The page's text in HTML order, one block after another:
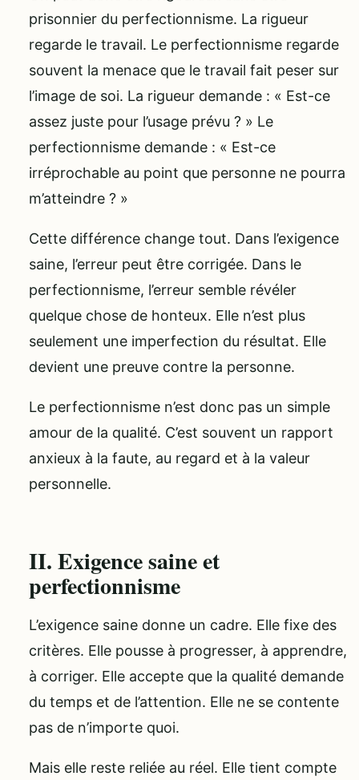
prisonnier du perfectionnisme. La rigueur
regarde le travail. Le perfectionnisme regarde
souvent la menace que le travail fait peser sur
l’image de soi. La rigueur demande : « Est-ce
assez juste pour l’usage prévu ? » Le
perfectionnisme demande : « Est-ce
irréprochable au point que personne ne pourra
m’atteindre ? »
Cette différence change tout. Dans l’exigence
saine, l’erreur peut être corrigée. Dans le
perfectionnisme, l’erreur semble révéler
quelque chose de honteux. Elle n’est plus
seulement une imperfection du résultat. Elle
devient une preuve contre la personne.
Le perfectionnisme n’est donc pas un simple
amour de la qualité. C’est souvent un rapport
anxieux à la faute, au regard et à la valeur
personnelle.
II. Exigence saine et
perfectionnisme
L’exigence saine donne un cadre. Elle fixe des
critères. Elle pousse à progresser, à apprendre,
à corriger. Elle accepte que la qualité demande
du temps et de l’attention. Elle ne se contente
pas de n’importe quoi.
Mais elle reste reliée au réel. Elle tient compte